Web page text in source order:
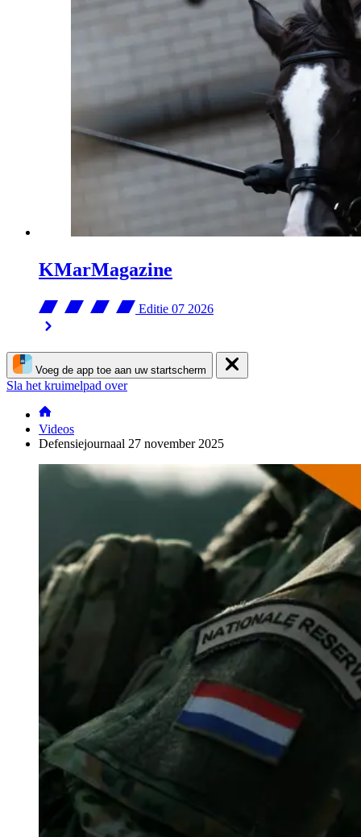
KMarMagazine
Editie 07 2026
Voeg de app toe aan uw startscherm
Sla het kruimelpad over
Videos
Defensiejournaal 27 november 2025